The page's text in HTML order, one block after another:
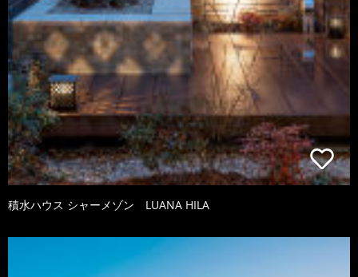
積水ハウス シャーメゾン LUANA HILA